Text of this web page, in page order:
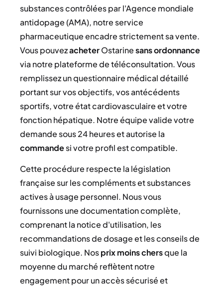
substances contrôlées par l'Agence mondiale
antidopage (AMA), notre service
pharmaceutique encadre strictement sa vente.
Vous pouvezacheterOstarinesans ordonnance
via notre plateforme de téléconsultation. Vous
remplissez un questionnaire médical détaillé
portant sur vos objectifs, vos antécédents
sportifs, votre état cardiovasculaire et votre
fonction hépatique. Notre équipe valide votre
demande sous 24 heures et autorise la
commandesi votre profil est compatible.
Cette procédure respecte la législation
française sur les compléments et substances
actives à usage personnel. Nous vous
fournissons une documentation complète,
comprenant la notice d'utilisation, les
recommandations de dosage et les conseils de
suivi biologique. Nosprixmoins chersque la
moyenne du marché reflètent notre
engagement pour un accès sécurisé et